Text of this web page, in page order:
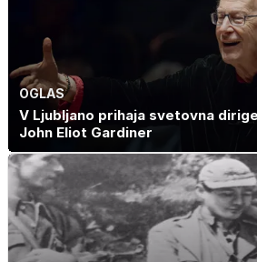
OGLAS
V Ljubljano prihaja svetovna
John Eliot Gardiner